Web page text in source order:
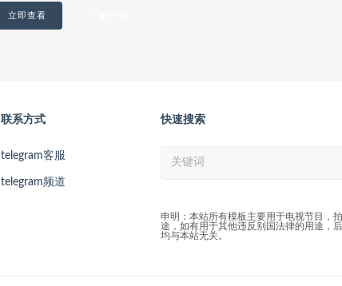
立即查看
联系方式
telegram客服
telegram频道
快速搜索
申明：本站所有模板主要用于电视节目，
途，如有用于其他违反别国法律的用途，
均与本站无关。